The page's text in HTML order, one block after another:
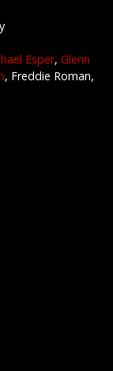
Esper, Glenn
, Freddie Roman,